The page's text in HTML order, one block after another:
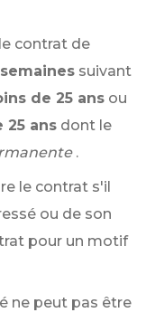
contrat de
semaines suivant
de 25 ans ou
25 ans dont le
.
le contrat s'il
ou de son
pour un motif
ne peut pas être